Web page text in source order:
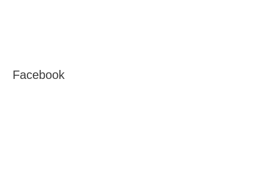
Facebook